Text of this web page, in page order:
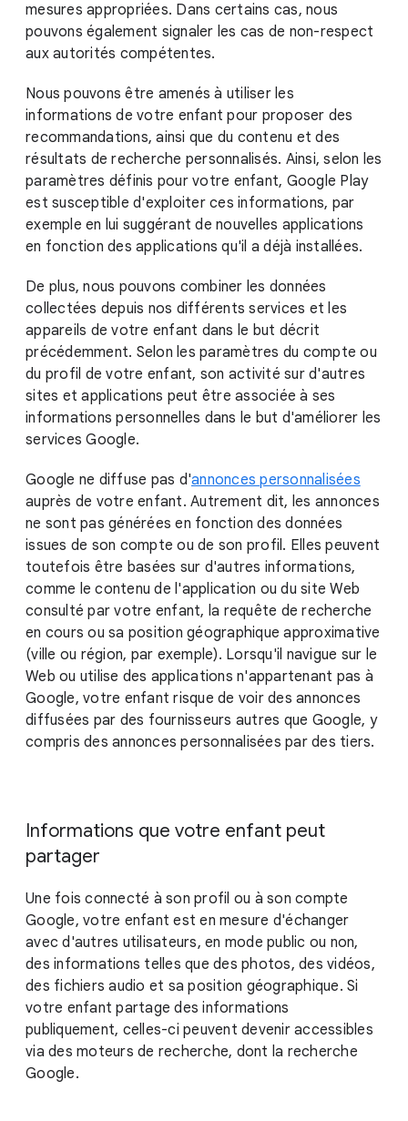
mesures appropriées. Dans certains cas, nous
pouvons également signaler les cas de non-respect
aux autorités compétentes.
Nous pouvons être amenés à utiliser les
informations de votre enfant pour proposer des
recommandations, ainsi que du contenu et des
résultats de recherche personnalisés. Ainsi, selon les
paramètres définis pour votre enfant, Google Play
est susceptible d'exploiter ces informations, par
exemple en lui suggérant de nouvelles applications
en fonction des applications qu'il a déjà installées.
De plus, nous pouvons combiner les données
collectées depuis nos différents services et les
appareils de votre enfant dans le but décrit
précédemment. Selon les paramètres du compte ou
du profil de votre enfant, son activité sur d'autres
sites et applications peut être associée à ses
informations personnelles dans le but d'améliorer les
services Google.
Google ne diffuse pas d'annonces personnalisées
auprès de votre enfant. Autrement dit, les annonces
ne sont pas générées en fonction des données
issues de son compte ou de son profil. Elles peuvent
toutefois être basées sur d'autres informations,
comme le contenu de l'application ou du site Web
consulté par votre enfant, la requête de recherche
en cours ou sa position géographique approximative
(ville ou région, par exemple). Lorsqu'il navigue sur le
Web ou utilise des applications n'appartenant pas à
Google, votre enfant risque de voir des annonces
diffusées par des fournisseurs autres que Google, y
compris des annonces personnalisées par des tiers.
Informations que votre enfant peut
partager
Une fois connecté à son profil ou à son compte
Google, votre enfant est en mesure d'échanger
avec d'autres utilisateurs, en mode public ou non,
des informations telles que des photos, des vidéos,
des fichiers audio et sa position géographique. Si
votre enfant partage des informations
publiquement, celles-ci peuvent devenir accessibles
via des moteurs de recherche, dont la recherche
Google.